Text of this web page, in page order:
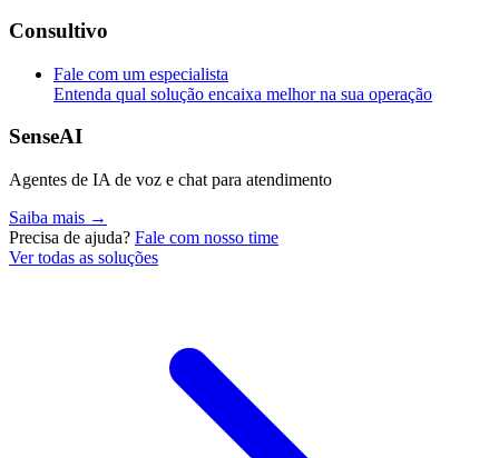
Consultivo
Fale com um especialista
Entenda qual solução encaixa melhor na sua operação
SenseAI
Agentes de IA de voz e chat para atendimento
Saiba mais →
Precisa de ajuda? Fale com nosso time
Ver todas as soluções